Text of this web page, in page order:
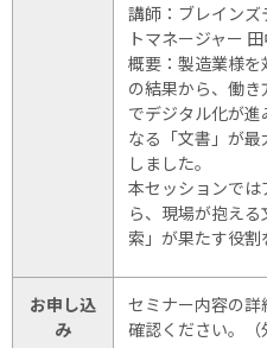
講師：ブレインズ
トマネージャー
概要：製造業様
の結果から、働
でデジタル化が
なる「文書」が
しました。
本セッションで
ら、現場が抱え
索」が果たす役割
お申し込
み
セミナー内容の
確認ください。（